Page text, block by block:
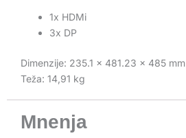
1x HDMi
3x DP
Dimenzije: 235.1 x 481.23 x 485 mm
Teža: 14,91 kg
Mnenja